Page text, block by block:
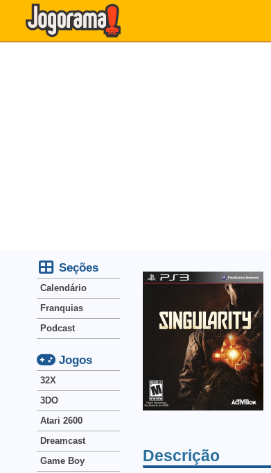
Descrição
Seções
Calendário
Franquias
Podcast
Jogos
32X
3DO
Atari 2600
Dreamcast
Game Boy